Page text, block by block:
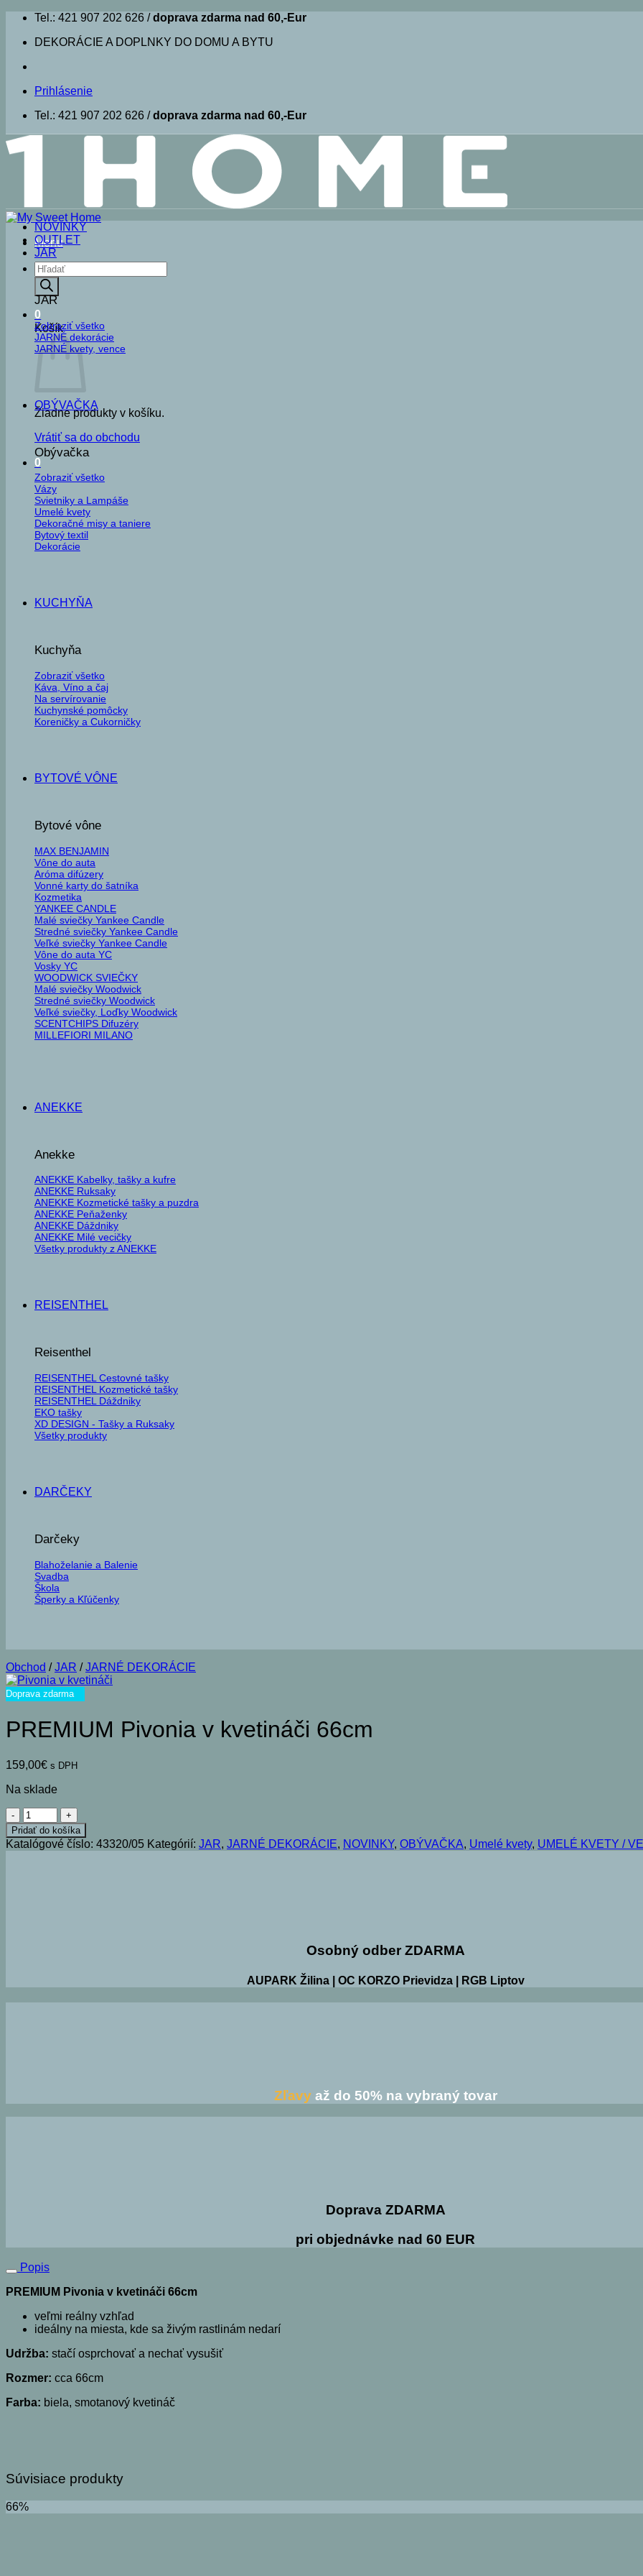
Skip
content
Tel.: 421 907 202 626 /doprava zdarma nad 60,-Eur
DEKORÁCIE A DOPLNKY DO DOMU A BYTU
Prihlásenie
Tel.: 421 907 202 626 /doprava zdarma nad 60,-Eur
Menu
Products
search
0
Košík
Žiadne produkty v košíku.
Vrátiť sa do obchodu
0
NOVINKY
OUTLET
JAR
JAR
Zobraziť všetko
JARNÉ dekorácie
JARNÉ kvety, vence
OBÝVAČKA
Obývačka
Zobraziť všetko
Vázy
Svietniky a Lampáše
Umelé kvety
Dekoračné misy a taniere
Bytový textil
Dekorácie
KUCHYŇA
Kuchyňa
Zobraziť všetko
Káva, Víno a čaj
Na servírovanie
Kuchynské pomôcky
Koreničky a Cukorničky
BYTOVÉ VÔNE
Bytové vône
MAX BENJAMIN
Vône do auta
Aróma difúzery
Vonné karty do šatníka
Kozmetika
YANKEE CANDLE
Malé sviečky Yankee Candle
Stredné sviečky Yankee Candle
Veľké sviečky Yankee Candle
Vône do auta YC
Vosky YC
WOODWICK SVIEČKY
Malé sviečky Woodwick
Stredné sviečky Woodwick
Veľké sviečky, Loďky Woodwick
SCENTCHIPS Difuzéry
MILLEFIORI MILANO
ANEKKE
Anekke
ANEKKE Kabelky, tašky a kufre
ANEKKE Ruksaky
ANEKKE Kozmetické tašky a puzdra
ANEKKE Peňaženky
ANEKKE Dáždniky
ANEKKE Milé vecičky
Všetky produkty z ANEKKE
REISENTHEL
Reisenthel
REISENTHEL Cestovné tašky
REISENTHEL Kozmetické tašky
REISENTHEL Dáždniky
EKO tašky
XD DESIGN - Tašky a Ruksaky
Všetky produkty
DARČEKY
Darčeky
Blahoželanie a Balenie
Svadba
Škola
Šperky a Kľúčenky
Obchod / JAR / JARNÉ DEKORÁCIE
Doprava zdarma
PREMIUM Pivonia v kvetináči 66cm
159,00€ s DPH
Na sklade
množstvo
PREMIUM
Pivonia
v
Pridať do košíka
Katalógové číslo: 43320/05 Kategórií: JAR, JARNÉ DEKORÁCIE, NOVINKY, OBÝVAČKA, Umelé kvety, UMELÉ KVETY /
Osobný odber ZDARMA
AUPARK Žilina | OC KORZO Prievidza | RGB Liptov
Zľavyaž do 50% na vybraný tovar
Doprava ZDARMA
pri objednávke nad 60 EUR
Popis
PREMIUM Pivonia v kvetináči 66cm
veľmi reálny vzhľad
ideálny na miesta, kde sa živým rastlinám nedarí
Udržba: stačí osprchovať a nechať vysušiť
Rozmer: cca 66cm
Farba: biela, smotanový kvetináč
Súvisiace produkty
66%